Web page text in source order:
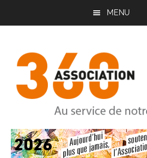
latérale
principale
MENU
Association
Au
service